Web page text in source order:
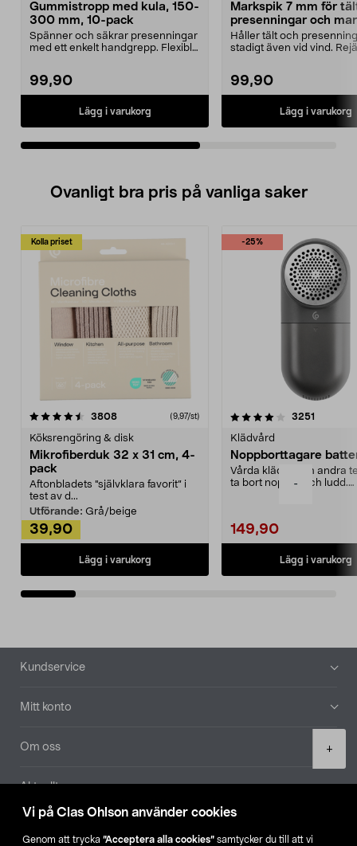
Vi på Clas Ohlson använder cookies
Genom att trycka ”Acceptera alla cookies” samtycker du till att vi
-
+
Gummistropp med kula, 150-
300 mm, 10-pack
Spänner och säkrar presenningar
med ett enkelt handgrepp. Flexibla
99,90
Lägg i varukorg
Markspik 7 mm för
presenningar och
10-pack
Håller tält och
stadigt även vid vind.
99,90
Lägg i varukorg
Ovanligt bra pris på vanliga saker
Kolla priset
3808recensioner (9,97/st)
Köksrengöring & disk
Mikrofiberduk 32 x 31 cm, 4-
pack
Aftonbladets "självklara favorit” i
test av d...
Utförande: Grå/beige
39,90
Lägg i varukorg
-25%
4.0av 5 stjärnor 3251
Klädvård
Noppborttagare
Vårda kläder och andra
ta bort noppor och ludd.
149,90
Lägg i varukorg
4.5av 5 stjärnor
Sidfot
Kundservice
Mitt konto
Om oss
Aktuellt